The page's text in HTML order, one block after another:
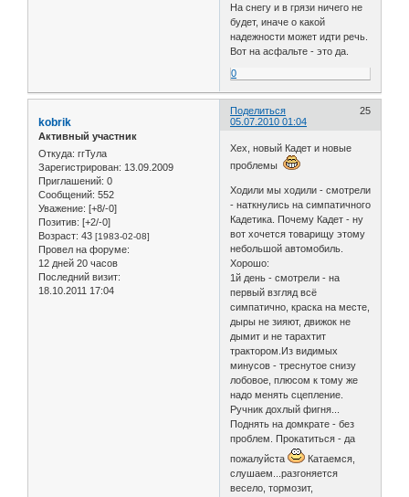
На снегу и в грязи ничего не
будет, иначе о какой
надежности может идти речь.
Вот на асфальте - это да.
0
Поделиться
25
05.07.2010 01:04
kobrik
Активный участник
Откуда: ггТула
Зарегистрирован: 13.09.2009
Приглашений: 0
Сообщений: 552
Уважение: [+8/-0]
Позитив: [+2/-0]
Возраст: 43 [1983-02-08]
Провел на форуме:
12 дней 20 часов
Последний визит:
18.10.2011 17:04
Хех, новый Кадет и новые
проблемы
Ходили мы ходили - смотрели
- наткнулись на симпатичного
Кадетика. Почему Кадет - ну
вот хочется товарищу этому
небольшой автомобиль.
Хорошо:
1й день - смотрели - на
первый взгляд всё
симпатично, краска на месте,
дыры не зияют, движок не
дымит и не тарахтит
трактором.Из видимых
минусов - треснутое снизу
лобовое, плюсом к тому же
надо менять сцепление.
Ручник дохлый фигня...
Поднять на домкрате - без
проблем. Прокатиться - да
пожалуйста
Катаемся,
слушаем...разгоняется
весело, тормозит,